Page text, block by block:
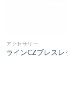
アクセサリー
ラインCZブレスレ